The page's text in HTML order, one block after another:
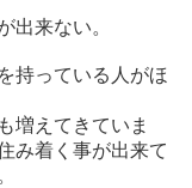
出来ない。
持っている人がほ
増えてきていま
み着く事が出来て